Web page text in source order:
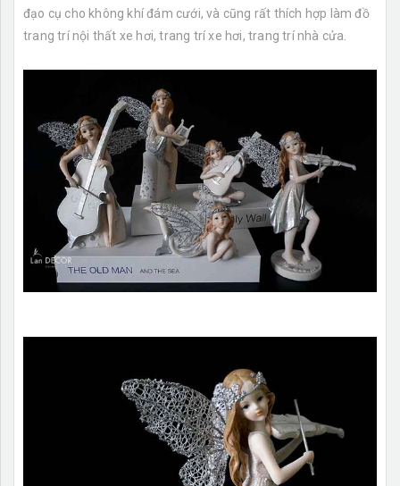
đạo cụ cho không khí đám cưới, và cũng rất thích hợp làm đồ
trang trí nội thất xe hơi, trang trí xe hơi, trang trí nhà cửa.